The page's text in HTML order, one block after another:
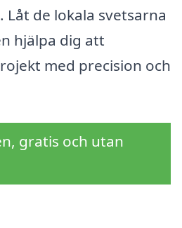
de lokala svetsarna
hjälpa dig att
med precision och
gratis och utan